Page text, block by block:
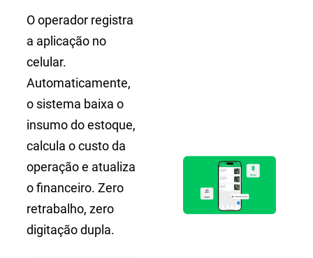
O operador registra
a aplicação no
celular.
Automaticamente,
o sistema baixa o
insumo do estoque,
calcula o custo da
operação e atualiza
o financeiro. Zero
retrabalho, zero
digitação dupla.